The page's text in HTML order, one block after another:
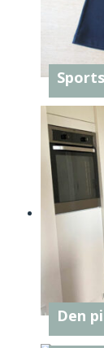
Den